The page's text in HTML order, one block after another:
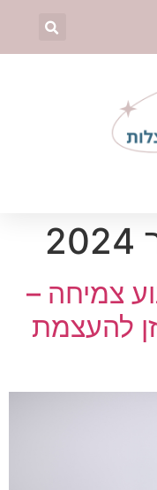
צמיחה –
להעצמת